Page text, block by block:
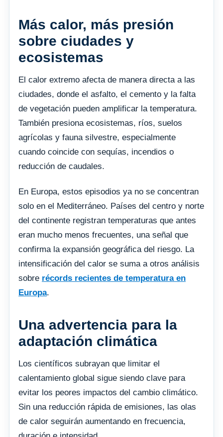
Más calor, más presión
sobre ciudades y
ecosistemas
El calor extremo afecta de manera directa a las
ciudades, donde el asfalto, el cemento y la falta
de vegetación pueden amplificar la temperatura.
También presiona ecosistemas, ríos, suelos
agrícolas y fauna silvestre, especialmente
cuando coincide con sequías, incendios o
reducción de caudales.
En Europa, estos episodios ya no se concentran
solo en el Mediterráneo. Países del centro y norte
del continente registran temperaturas que antes
eran mucho menos frecuentes, una señal que
confirma la expansión geográfica del riesgo. La
intensificación del calor se suma a otros análisis
sobre récords recientes de temperatura en
Europa.
Una advertencia para la
adaptación climática
Los científicos subrayan que limitar el
calentamiento global sigue siendo clave para
evitar los peores impactos del cambio climático.
Sin una reducción rápida de emisiones, las olas
de calor seguirán aumentando en frecuencia,